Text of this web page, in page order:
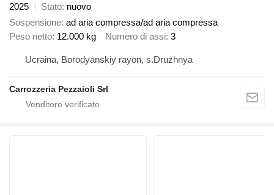
2025
Stato nuovo
Sospensione ad aria compressa/ad aria compressa
Peso netto 12.000 kg Numero di assi 3
Ucraina, Borodyanskiy rayon, s.Druzhnya
Carrozzeria Pezzaioli Srl